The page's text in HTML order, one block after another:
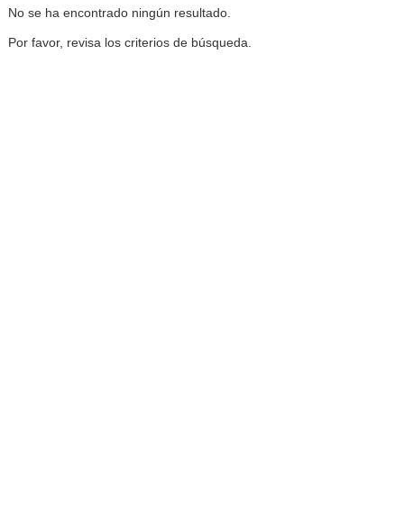
No se ha encontrado ningún resultado.
Por favor, revisa los criterios de búsqueda.